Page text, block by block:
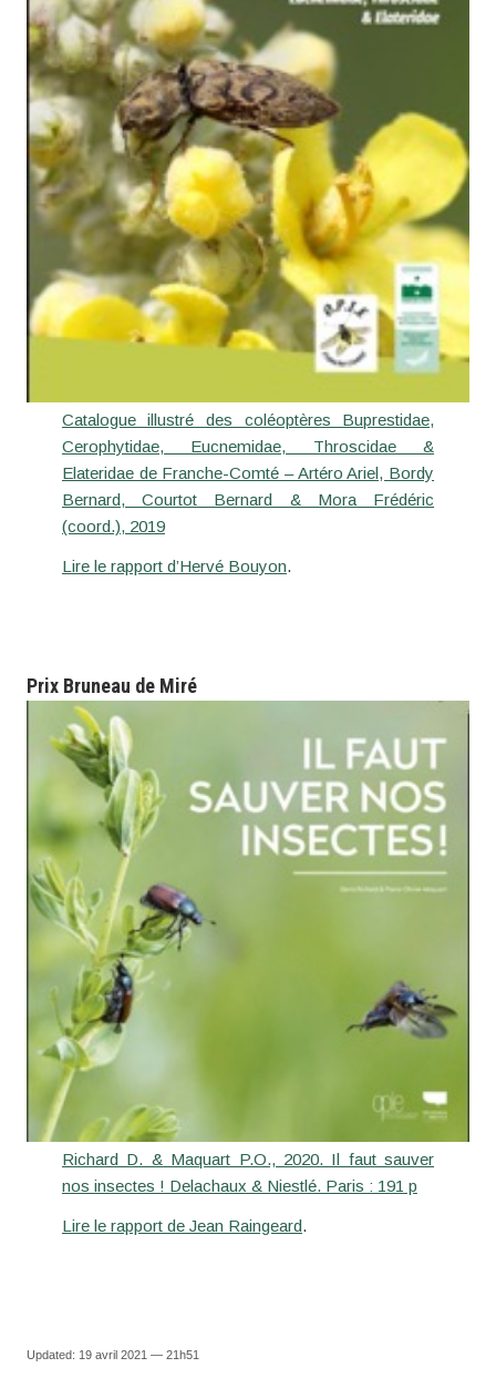
Catalogue illustré des coléoptères Buprestidae,
Cerophytidae, Eucnemidae, Throscidae &
Elateridae de Franche-Comté – Artéro Ariel, Bordy
Bernard, Courtot Bernard & Mora Frédéric
(coord.), 2019
Lire le rapport d’Hervé Bouyon.
Prix Bruneau de Miré
Richard D. & Maquart P.O., 2020. Il faut sauver
nos insectes ! Delachaux & Niestlé. Paris : 191 p
Lire le rapport de Jean Raingeard.
Updated: 19 avril 2021 — 21h51